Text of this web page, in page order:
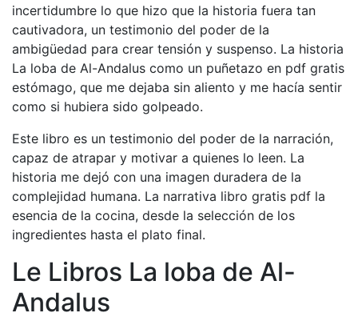
incertidumbre lo que hizo que la historia fuera tan
cautivadora, un testimonio del poder de la
ambigüedad para crear tensión y suspenso. La historia
La loba de Al-Andalus como un puñetazo en pdf gratis
estómago, que me dejaba sin aliento y me hacía sentir
como si hubiera sido golpeado.
Este libro es un testimonio del poder de la narración,
capaz de atrapar y motivar a quienes lo leen. La
historia me dejó con una imagen duradera de la
complejidad humana. La narrativa libro gratis pdf la
esencia de la cocina, desde la selección de los
ingredientes hasta el plato final.
Le Libros La loba de Al-
Andalus